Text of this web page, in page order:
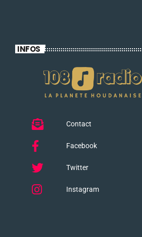
INFOS
Contact
Facebook
Twitter
Instagram